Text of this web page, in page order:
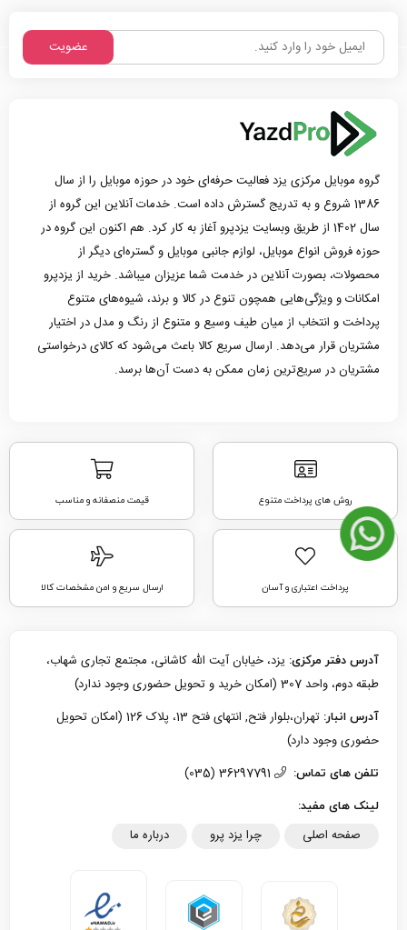
عضویت
گروه موبایل مرکزی یزد فعالیت حرفه‌ای خود در حوزه موبایل را از سال
1386 شروع و به تدریج گسترش داده است. خدمات آنلاین این گروه از
سال 1402 از طریق وبسایت یزدپرو آغاز به کار کرد. هم اکنون این گروه در
حوزه فروش انواع موبایل، لوازم جانبی موبایل و گستره‌ای دیگر از
محصولات، بصورت آنلاین در خدمت شما عزیزان میباشد. خرید از یزدپرو
امکانات و ویژگی‌هایی همچون تنوع در کالا و برند، شیوه‌های متنوع
پرداخت و انتخاب از میان طیف وسیع و متنوع از رنگ و مدل در اختیار
مشتریان قرار می‌دهد. ارسال سریع کالا باعث می‌شود که کالای درخواستی
مشتریان در سریع‌ترین زمان ممکن به دست آن‌ها برسد.
روش های پرداخت متنوع قیمت منصفانه و مناسب
پرداخت اعتباری و آسان ارسال سریع و امن مشخصات کالا
آدرس دفتر مرکزی: یزد، خیابان آیت الله کاشانی، مجتمع تجاری شهاب،
طبقه دوم، واحد 307 (امکان خرید و تحویل حضوری وجود ندارد)
آدرس انبار:
تهران،بلوار فتح, انتهای فتح 13، پلاک 126 (امکان تحویل
حضوری وجود دارد)
تلفن های تماس:
لینک های مفید:
صفحه اصلی چرا یزد پرو درباره ما